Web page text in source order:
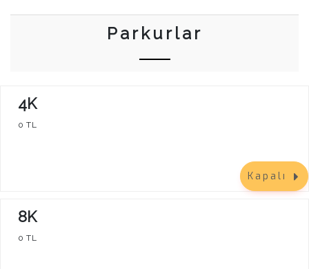
Parkurlar
4K
0 TL
Kapalı
8K
0 TL